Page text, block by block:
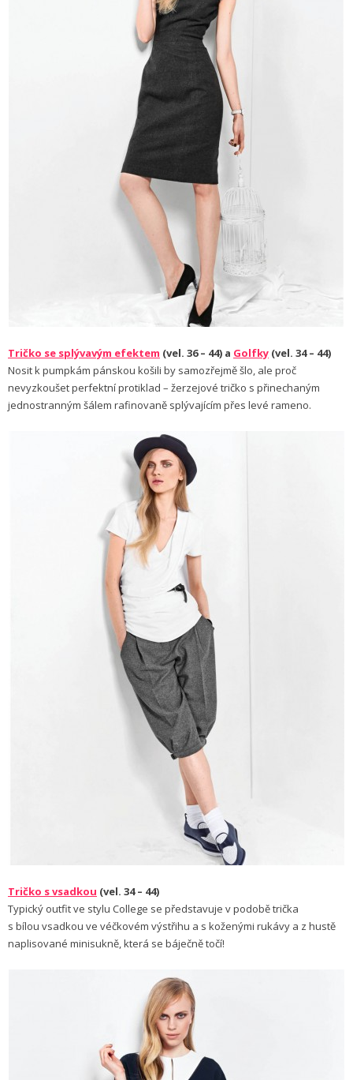
Tričko se splývavým efektem (vel. 36 – 44) a Golfky (vel. 34 – 44)
Nosit k pumpkám pánskou košili by samozřejmě šlo, ale proč
nevyzkoušet perfektní protiklad – žerzejové tričko s přinechaným
jednostranným šálem rafinovaně splývajícím přes levé rameno.
Tričko s vsadkou (vel. 34 – 44)
Typický outfit ve stylu College se představuje v podobě trička
s bílou vsadkou ve véčkovém výstřihu a s koženými rukávy a z hustě
naplisované minisukně, která se báječně točí!